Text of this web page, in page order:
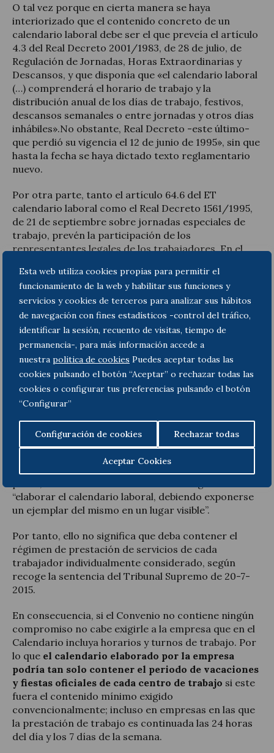
Esta web utiliza cookies propias para permitir el
funcionamiento de la web y habilitar sus funciones y
servicios y cookies de terceros para analizar sus hábitos
de navegación con fines estadísticos -control del tráfico,
identificar la sesión, recuento de visitas, tiempo de
permanencia-, para más información accede a
nuestra politica de cookies Puedes aceptar todas las
cookies pulsando el botón “Aceptar” o rechazar todas las
cookies o configurar tus preferencias pulsando el botón
“Configurar”
Configuración de cookies Rechazar todas
Aceptar Cookies
O tal vez porque en cierta manera se haya
interiorizado que el contenido concreto de un
calendario laboral debe ser el que preveía el artículo
4.3 del Real Decreto 2001/1983, de 28 de julio, de
Regulación de Jornadas, Horas Extraordinarias y
Descansos, y que disponía que «el calendario laboral
(…) comprenderá el horario de trabajo y la
distribución anual de los días de trabajo, festivos,
descansos semanales o entre jornadas y otros días
inhábiles».No obstante, Real Decreto -este último-
que perdió su vigencia el 12 de junio de 1995», sin que
hasta la fecha se haya dictado texto reglamentario
nuevo.
Por otra parte, tanto el artículo 64.6 del ET
calendario laboral como el Real Decreto 1561/1995,
de 21 de septiembre sobre jornadas especiales de
trabajo, prevén la participación de los
representantes legales de los trabajadores. En el
de consulta y, en el caso del Real Decreto 1561/1995,
serán objeto de consulta y deberán emitir informe
preceptivo, previo a la elaboración del calendario
laboral.
¿Cuál debe ser su contenido mínimo?
Los límites los fijarán, en primer lugar,las
previsiones que se hayan establecido a través del
convenio colectivoy, en defecto de regulación
convencional en la materia, debemos tener en
instrumento regulador del tiempo de trabajo a
través del cual se satisface el derecho del trabajador
a la información sobre su jornada. No obstante, la
regulación leal al respecto (34.5 ET) es bastante
“elaborar el calendario laboral, debiendo exponerse
un ejemplar del mismo en un lugar visible”.
Por tanto, ello no significa que deba contener el
régimen de prestación de servicios de cada
trabajador individualmente considerado, según
recoge la sentencia del Tribunal Supremo de 20-7-
2015.
En consecuencia, si el Convenio no contiene ningún
compromiso no cabe exigirle a la empresa que en el
Calendario incluya horarios y turnos de trabajo. Por
lo que el calendario elaborado por la empresa
podría tan solo contener el periodo de vacaciones
y fiestas oficiales de cada centro de trabajo si este
fuera el contenido mínimo exigido
convencionalmente; incluso en empresas en las que
la prestación de trabajo es continuada las 24 horas
del día y los 7 días de la semana.